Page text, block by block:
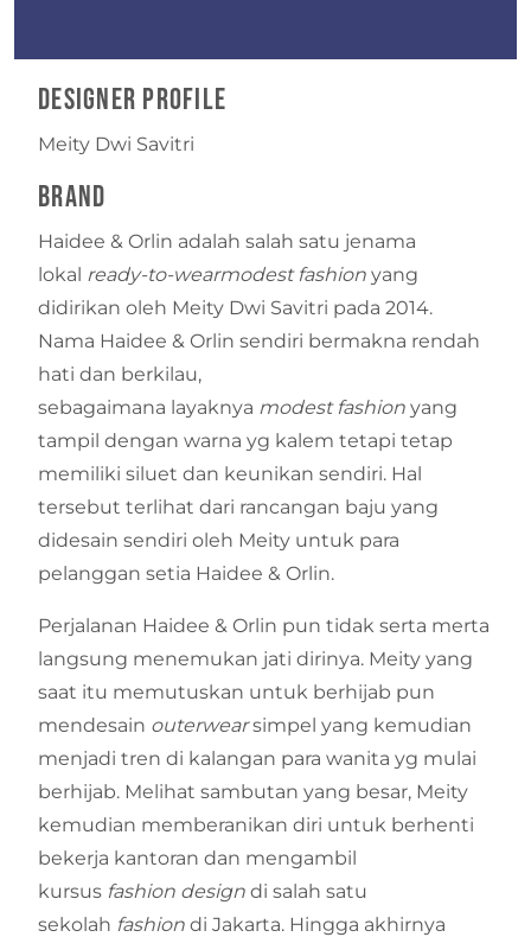
Designer Profile
Meity Dwi Savitri
Brand
Haidee & Orlin adalah salah satu jenama
lokal ready-to-wearmodest fashion yang
didirikan oleh Meity Dwi Savitri pada 2014.
Nama Haidee & Orlin sendiri bermakna rendah
hati dan berkilau,
sebagaimana layaknya modest fashion yang
tampil dengan warna yg kalem tetapi tetap
memiliki siluet dan keunikan sendiri. Hal
tersebut terlihat dari rancangan baju yang
didesain sendiri oleh Meity untuk para
pelanggan setia Haidee & Orlin.
Perjalanan Haidee & Orlin pun tidak serta merta
langsung menemukan jati dirinya. Meity yang
saat itu memutuskan untuk berhijab pun
mendesain outerwearsimpel yang kemudian
menjadi tren di kalangan para wanita yg mulai
berhijab. Melihat sambutan yang besar, Meity
kemudian memberanikan diri untuk berhenti
bekerja kantoran dan mengambil
kursus fashion design di salah satu
sekolah fashion di Jakarta. Hingga akhirnya